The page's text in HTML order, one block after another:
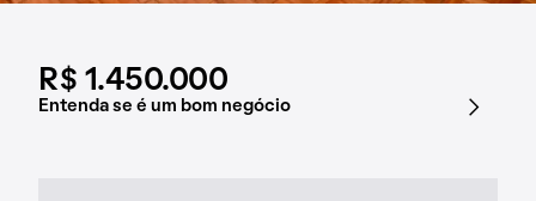
R$ 1.450.000
Entenda se é um bom negócio